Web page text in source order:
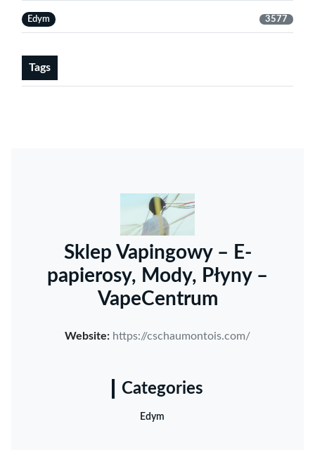
Edym 3577
Tags
Sklep Vapingowy – E-
papierosy, Mody, Płyny –
VapeCentrum
Website: https://cschaumontois.com/
Categories
Edym